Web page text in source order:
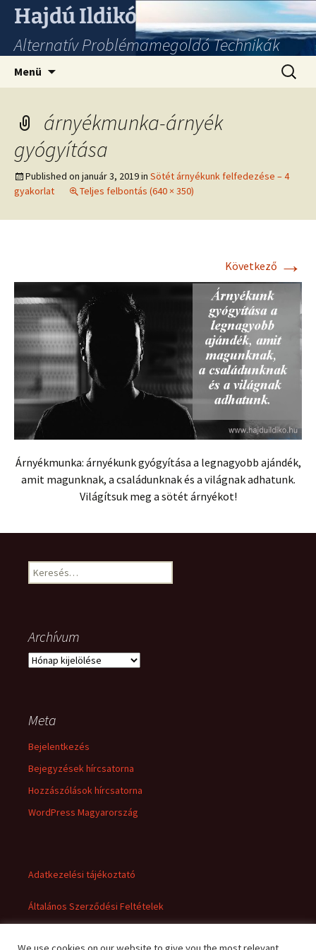
Hajdú Ildikó
Alternatív Problémamegoldó Technikák
Menü
árnyékmunka-árnyék
gyógyítása
Published on január 3, 2019in Sötét árnyékunk felfedezése – 4
gyakorlat
Teljes felbontás (640 × 350)
Következő →
Árnyékmunka: árnyékunk gyógyítása a legnagyobb ajándék,
amit magunknak, a családunknak és a világnak adhatunk.
Világítsuk meg a sötét árnyékot!
Keresés:
Archívum
Archívum
Meta
Bejelentkezés
Bejegyzések hírcsatorna
Hozzászólások hírcsatorna
WordPress Magyarország
Adatkezelési tájékoztató
Általános Szerződési Feltételek